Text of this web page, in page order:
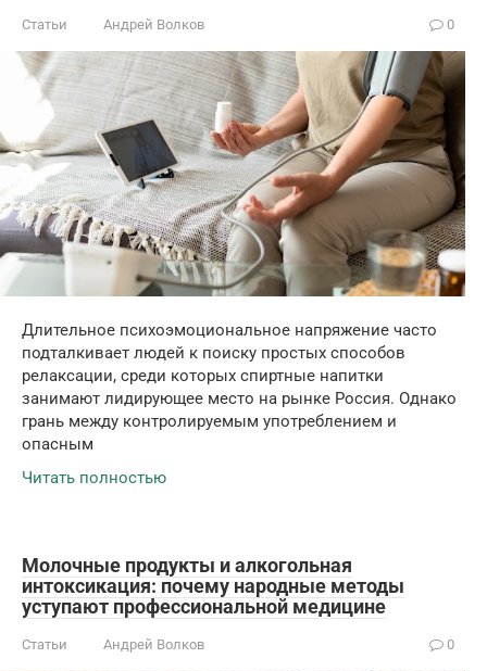
Статьи Андрей Волков 0
Длительное психоэмоциональное напряжение часто
подталкивает людей к поиску простых способов
релаксации, среди которых спиртные напитки
занимают лидирующее место на рынке Россия. Однако
грань между контролируемым употреблением и
опасным
Читать полностью
Молочные продукты и алкогольная
интоксикация: почему народные методы
уступают профессиональной медицине
Статьи Андрей Волков 0